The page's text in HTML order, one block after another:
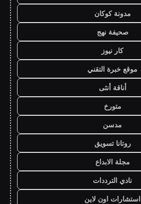
مدونة كوكان
صحيفة نهج
كار نيوز
موقع خبرة التقني
أناقة أنثى
متورخ
مدسن
روتانا تسويق
مجلة الابداع
نادي الترددات
استشارات اون لاين